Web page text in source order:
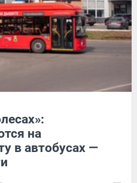
на
в автобусах —